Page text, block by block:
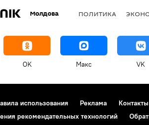
Молдова ПОЛИТИКА
OK Макс VK
использования Реклама Контакты
рекомендательных технологий